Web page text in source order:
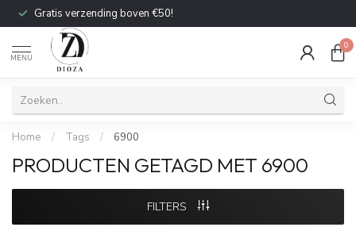
Gratis verzending boven €50!
MENU
0
Home / Tags / 6900
PRODUCTEN GETAGD MET 6900
FILTERS